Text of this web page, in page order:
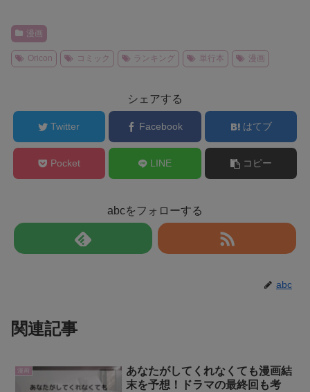
漫画
Oricon コミック ランキング 単行本 漫画
シェアする
Twitter Facebook はてブ
Pocket LINE コピー
abcをフォローする
abc
関連記事
漫画
あなたがしてくれなくても漫画結
末を予想！ドラマの最終回も考